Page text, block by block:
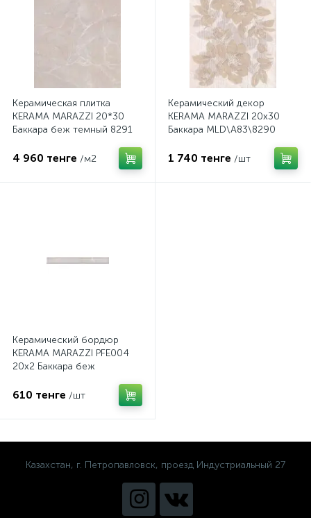
Керамическая плитка
KERAMA MARAZZI 20*30
Баккара беж темный 8291
4 960 тенге /м2
Керамический декор
KERAMA MARAZZI 20х30
Баккара MLD\A83\8290
1 740 тенге /шт
Керамический бордюр
KERAMA MARAZZI PFE004
20х2 Баккара беж
610 тенге /шт
Казахстан, г. Петропавловск, проезд Индустриальный 27